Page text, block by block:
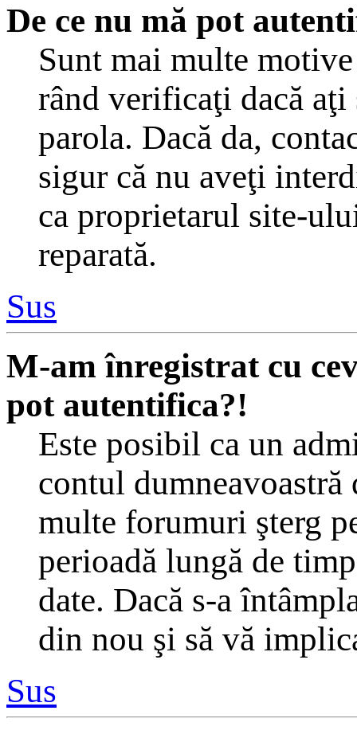
De ce nu mă pot
Sunt mai multe
rând verificaţi dacă
parola. Dacă da,
sigur că nu aveţi
ca proprietarul site-
reparată.
Sus
M-am înregistrat cu
pot autentifica?!
Este posibil ca un
contul
multe forumuri şterg
perioadă lungă de
date. Dacă s-a
din nou şi să vă
Sus